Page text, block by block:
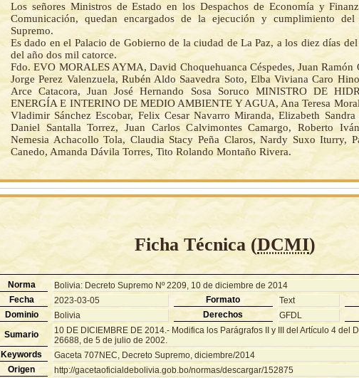
Los señores Ministros de Estado en los Despachos de Economía y
Comunicación, quedan encargados de la ejecución y cumplimiento del
Supremo.
Es dado en el Palacio de Gobierno de la ciudad de La Paz, a los diez días
del año dos mil catorce.
Fdo. EVO MORALES AYMA, David Choquehuanca Céspedes, Juan Ramón
Jorge Perez Valenzuela, Rubén Aldo Saavedra Soto, Elba Viviana Caro
Arce Catacora, Juan José Hernando Sosa Soruco MINISTRO DE
ENERGÍA E INTERINO DE MEDIO AMBIENTE Y AGUA, Ana Teresa
Vladimir Sánchez Escobar, Felix Cesar Navarro Miranda, Elizabeth Sandra
Daniel Santalla Torrez, Juan Carlos Calvimontes Camargo, Roberto
Nemesia Achacollo Tola, Claudia Stacy Peña Claros, Nardy Suxo Iturry,
Canedo, Amanda Dávila Torres, Tito Rolando Montaño Rivera.
Ficha Técnica (DCMI)
Norma
Bolivia: Decreto Supremo Nº 2209, 10 de diciembre de 2014
Fecha
2023-03-05 Formato Text
Dominio
Bolivia Derechos GFDL
Sumario
10 DE DICIEMBRE DE 2014.- Modifica los Parágrafos II y III del Artículo 4 del
26688, de 5 de julio de 2002.
Keywords
Gaceta 707NEC, Decreto Supremo, diciembre/2014
Origen
http://gacetaoficialdebolivia.gob.bo/normas/descargar/152875